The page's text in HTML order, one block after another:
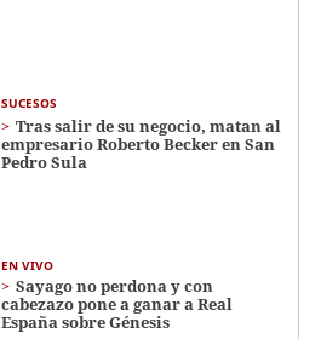
SUCESOS
Tras salir de su negocio, matan al
empresario Roberto Becker en San
Pedro Sula
EN VIVO
Sayago no perdona y con
cabezazo pone a ganar a Real
España sobre Génesis